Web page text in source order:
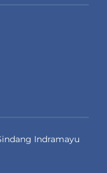
Indramayu